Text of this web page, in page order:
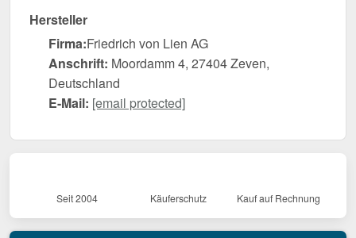
Hersteller
Firma:Friedrich von Lien AG
Anschrift: Moordamm 4, 27404 Zeven,
Deutschland
E-Mail: [email protected]
Seit 2004 Käuferschutz Kauf auf Rechnung